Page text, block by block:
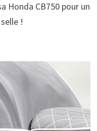
Honda CB750 pour un
!